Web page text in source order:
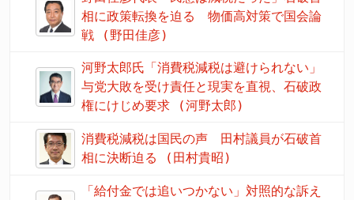
相に政策転換を迫る 物価高対策で国会論
戦 (野田佳彦)
河野太郎氏「消費税減税は避けられない」
与党大敗を受け責任と現実を直視、石破政
権にけじめ要求 (河野太郎)
消費税減税は国民の声 田村議員が石破首
相に決断迫る (田村貴昭)
「給付金では追いつかない」対照的な訴え